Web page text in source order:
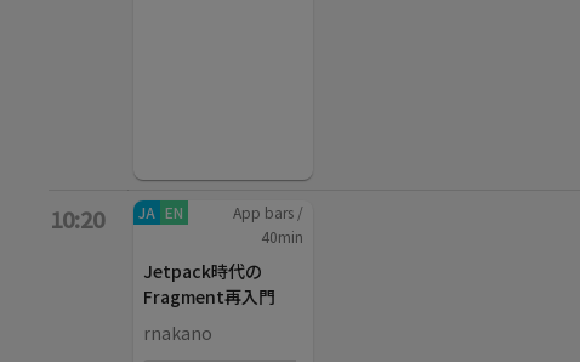
10:20 JA EN App bars /
40min
Jetpack時代の
Fragment再入門
rnakano